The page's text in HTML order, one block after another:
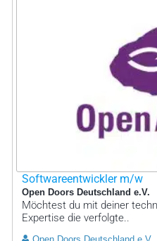
Softwareentwickler m/w
Open Doors Deutschland e.V.
Möchtest du mit deiner
Expertise die verfolgte..